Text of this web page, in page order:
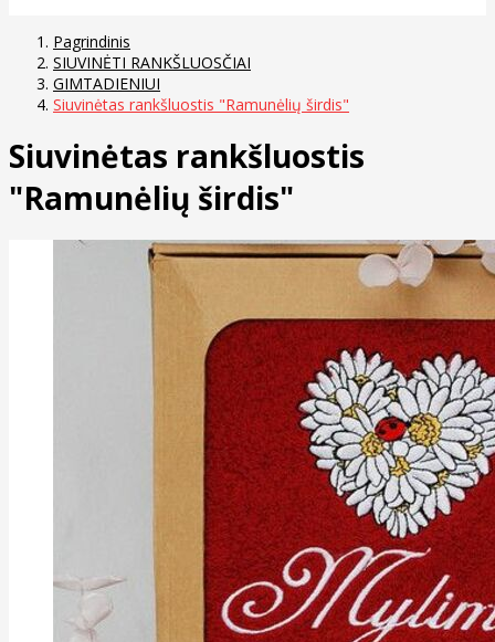
Pagrindinis
SIUVINĖTI RANKŠLUOSČIAI
GIMTADIENIUI
Siuvinėtas rankšluostis "Ramunėlių širdis"
Siuvinėtas rankšluostis
"Ramunėlių širdis"